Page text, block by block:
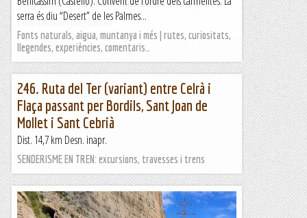
Excursions del Joan Ramon
serra és diu “Desert” de les Palmes...
Fonts naturals, aigua, muntanya i més | rutes, curiositats,
llegendes, experiències, comentaris…
246. Ruta del Ter (variant) entre Celrà i
Flaça passant per Bordils, Sant Joan de
Mollet i Sant Cebrià
Dist. 14,7 km Desn. inapr.
SENDERISME EN TREN: excursions, travesses i trens